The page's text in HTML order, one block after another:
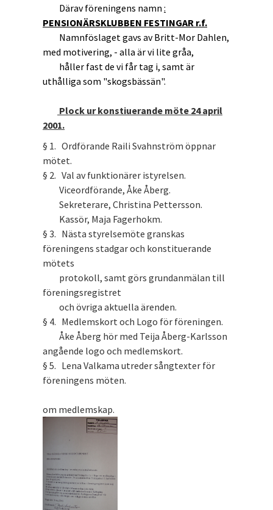
Därav föreningens namn :
PENSIONÄRSKLUBBEN FESTINGAR r.f.
Namnföslaget gavs av Britt-Mor Dahlen,
med motivering, - alla är vi lite gråa,
håller fast de vi får tag i, samt är
uthålliga som "skogsbässän".
Plock ur konstiuerande möte 24 april
2001.
§ 1. Ordförande Raili Svahnström öppnar
mötet.
§ 2. Val av funktionärer istyrelsen.
Viceordförande, Åke Åberg.
Sekreterare, Christina Pettersson.
Kassör, Maja Fagerhokm.
§ 3. Nästa styrelsemöte granskas
föreningens stadgar och konstituerande
mötets
protokoll, samt görs grundanmälan till
föreningsregistret
och övriga aktuella ärenden.
§ 4. Medlemskort och Logo för föreningen.
Åke Åberg hör med Teija Åberg-Karlsson
angående logo och medlemskort.
§ 5. Lena Valkama utreder sångtexter för
föreningens möten.
om medlemskap.